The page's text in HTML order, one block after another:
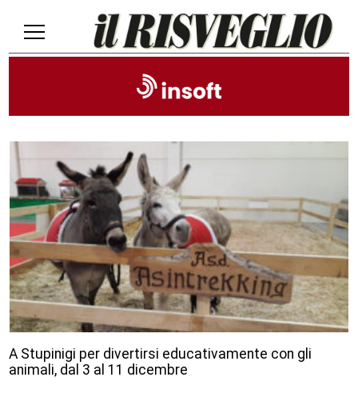
A Stupinigi per divertirsi educativamente con gli
animali, dal 3 al 11 dicembre